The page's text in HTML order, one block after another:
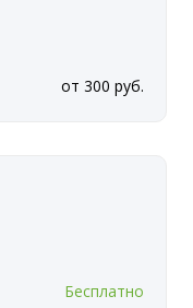
от 300 руб.
Бесплатно